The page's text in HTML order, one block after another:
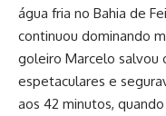
água fria no Bahia de
continuou dominando
goleiro Marcelo salvou
espetaculares e
aos 42 minutos,